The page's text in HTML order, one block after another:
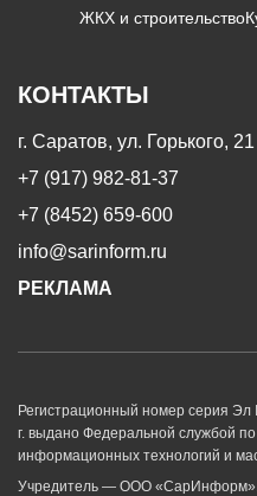
ЖКХ и строительство
КОНТАКТЫ
г. Саратов, ул. Горького, 21
+7 (917) 982-81-37
+7 (8452) 659-600
info@sarinform.ru
РЕКЛАМА
Регистрационный номер серия
г. выдано Федеральной службой
информационных технологий и
Учредитель — ООО